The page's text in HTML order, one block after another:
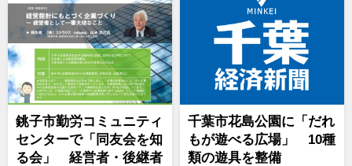
銚子市勤労コミュニティ
センターで「同友会を知
る会」 経営者・後継者
千葉市花島公園に「だれ
もが遊べる広場」 10種
類の遊具を整備